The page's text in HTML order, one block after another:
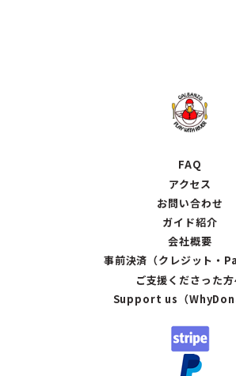
FAQ
アクセス
お問い合わせ
ガイド紹介
会社概要
事前決済（クレジット・
ご支援くださった方
Support us（